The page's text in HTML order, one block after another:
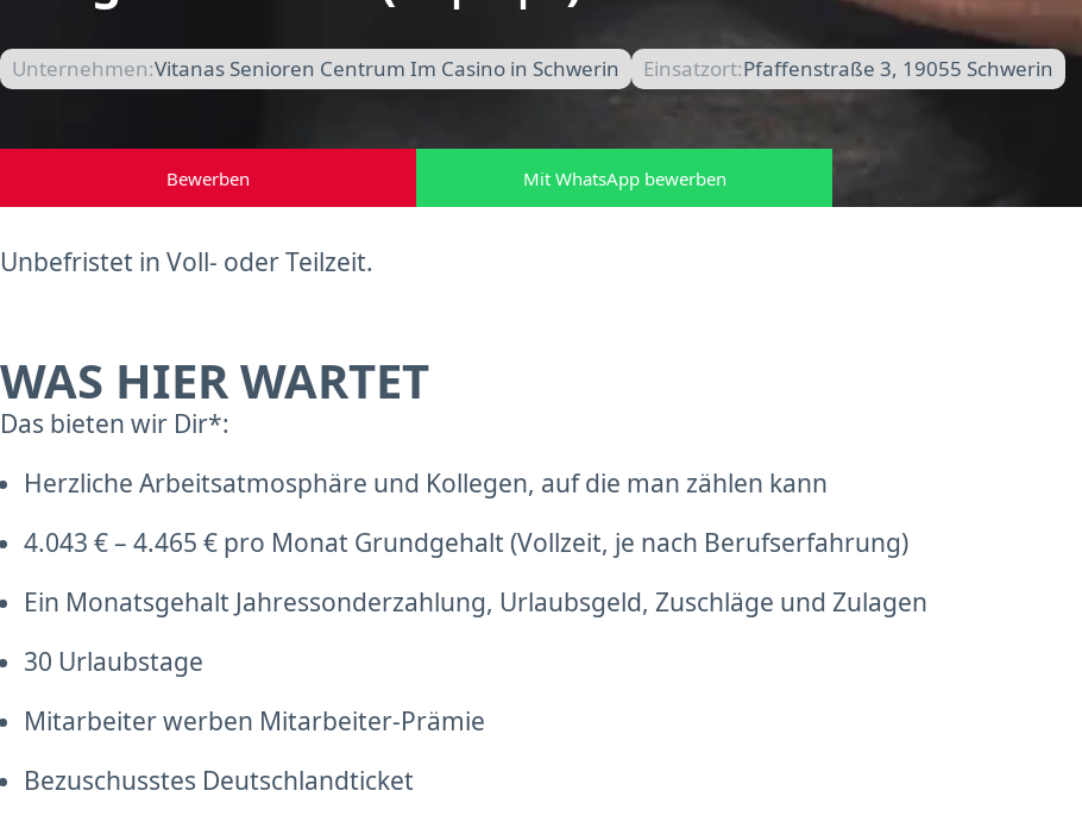
Unternehmen:Vitanas Senioren Centrum Im Casino in Schwerin Einsatzort:Pfaffenstraße 3, 19055 Schwerin
Bewerben Mit WhatsApp bewerben
Unbefristet in Voll- oder Teilzeit.
WAS HIER WARTET
Das bieten wir Dir*:
Herzliche Arbeitsatmosphäre und Kollegen, auf die man zählen kann
4.043 € – 4.465 € pro Monat Grundgehalt (Vollzeit, je nach Berufserfahrung)
Ein Monatsgehalt Jahressonderzahlung, Urlaubsgeld, Zuschläge und Zulagen
30 Urlaubstage
Mitarbeiter werben Mitarbeiter-Prämie
Bezuschusstes Deutschlandticket